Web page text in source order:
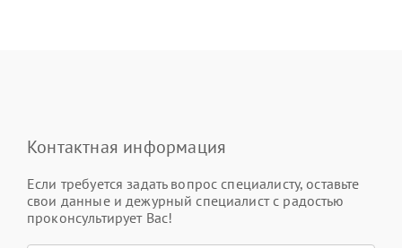
Контактная информация
Если требуется задать вопрос специалисту, оставьте
свои данные и дежурный специалист с радостью
проконсультирует Вас!